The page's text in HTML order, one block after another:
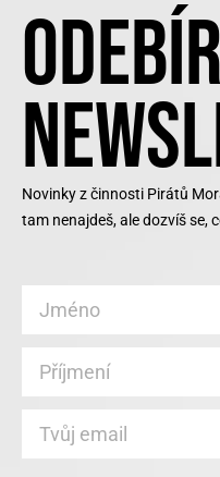
Novinky z činnosti Pirátů
tam nenajdeš, ale dozvíš se,